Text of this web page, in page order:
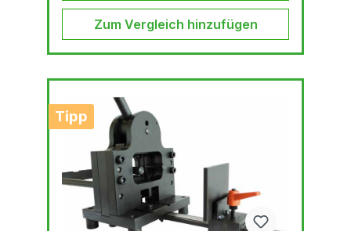
Zum Vergleich hinzufügen
Tipp